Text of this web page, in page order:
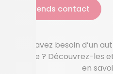
Je prends contact
Vous avez besoin d’un
domicile ? Découvrez-les
en